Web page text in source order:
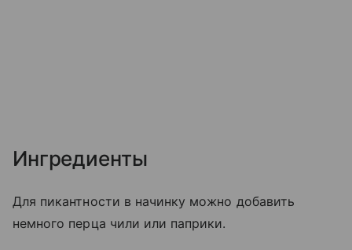
Ингредиенты
Для пикантности в начинку можно добавить
немного перца чили или паприки.